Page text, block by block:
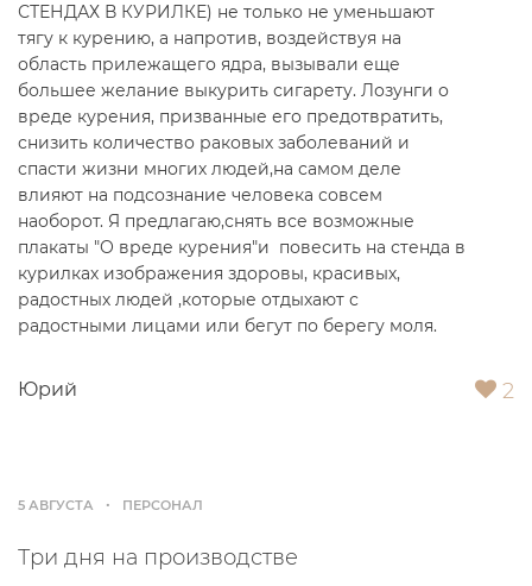
СТЕНДАХ В КУРИЛКЕ) не только не уменьшают
тягу к курению, а напротив, воздействуя на
область прилежащего ядра, вызывали еще
большее желание выкурить сигарету. Лозунги о
вреде курения, призванные его предотвратить,
снизить количество раковых заболеваний и
спасти жизни многих людей,на самом деле
влияют на подсознание человека совсем
наоборот. Я предлагаю,снять все возможные
плакаты "О вреде курения"и повесить на стенда в
курилках изображения здоровы, красивых,
радостных людей ,которые отдыхают с
радостными лицами или бегут по берегу моля.
Юрий 2
5 АВГУСТА ПЕРСОНАЛ
Три дня на производстве